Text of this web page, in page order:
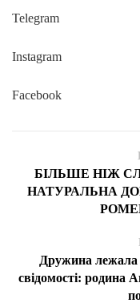
Telegram
Instagram
Facebook
БІЛЬШЕ НІЖ
НАТУРАЛЬНА
Дружина лежала
свідомості: родина